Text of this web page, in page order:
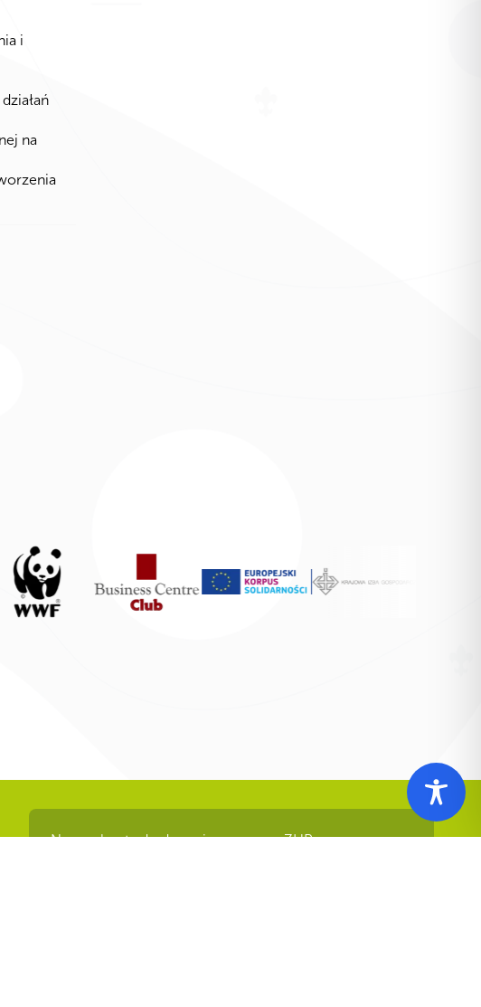
i
na
Numer konta do darowizn na rzecz ZHP